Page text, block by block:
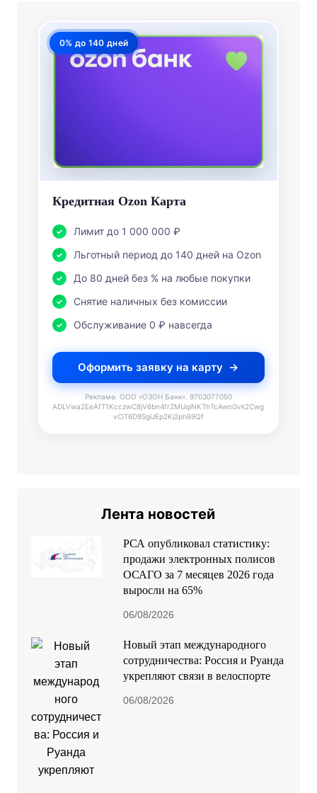
0% до 140 дней
Кредитная Ozon Карта
Лимит до 1 000 000 ₽
Льготный период до 140 дней на Ozon
До 80 дней без % на любые покупки
Снятие наличных без комиссии
Обслуживание 0 ₽ навсегда
Оформить заявку на карту
Реклама. ООО «ОЗОН Банк». 9703077050
ADLVwa2EeAfT1KcczwC8jV6bn4frZMUqiNKThTcAwnGvk2Cwg
vCiT6D9SgiJEp2Kj2ph69Qf
Лента новостей
РСА опубликовал статистику:
продажи электронных полисов
ОСАГО за 7 месяцев 2026 года
выросли на 65%
06/08/2026
Новый этап международного
сотрудничества: Россия и Руанда
укрепляют связи в велоспорте
06/08/2026